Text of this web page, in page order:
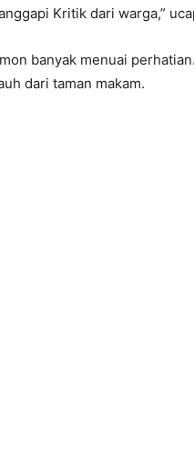
Kritik dari warga,”
banyak menuai
dari taman makam.